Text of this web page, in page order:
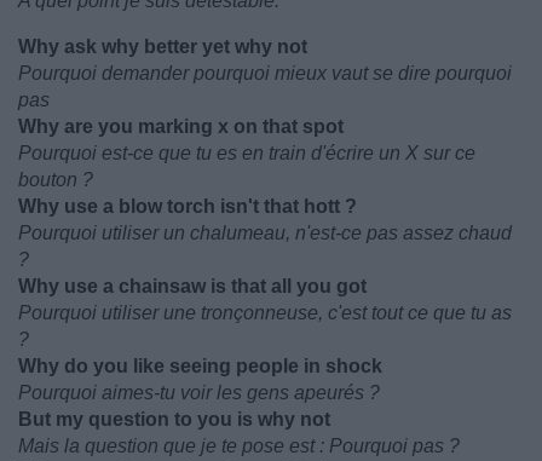
Why ask why better yet why not
Pourquoi demander pourquoi mieux vaut se dire pourquoi
pas
Why are you marking x on that spot
Pourquoi est-ce que tu es en train d'écrire un X sur ce
bouton ?
Why use a blow torch isn't that hott ?
Pourquoi utiliser un chalumeau, n'est-ce pas assez chaud
?
Why use a chainsaw is that all you got
Pourquoi utiliser une tronçonneuse, c'est tout ce que tu as
?
Why do you like seeing people in shock
Pourquoi aimes-tu voir les gens apeurés ?
But my question to you is why not
Mais la question que je te pose est : Pourquoi pas ?